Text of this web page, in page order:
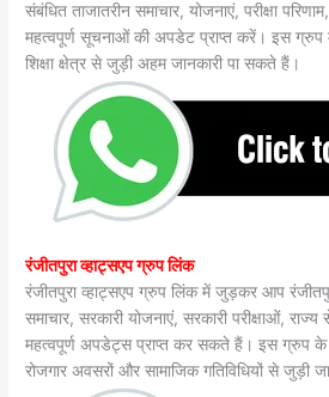
संबंधित ताजातरीन समाचार, योजनाएं, परीक्षा
महत्वपूर्ण सूचनाओं की अपडेट प्राप्त करें। इस ग्रुप
शिक्षा क्षेत्र से जुड़ी अहम जानकारी पा सकते हैं।
रंजीतपुरा व्हाट्सएप ग्रुप लिंक
रंजीतपुरा व्हाट्सएप ग्रुप लिंक में जुड़कर आप
समाचार, सरकारी योजनाएं, सरकारी परीक्षाओं,
महत्वपूर्ण अपडेट्स प्राप्त कर सकते हैं। इस ग्रुप के
रोजगार अवसरों और सामाजिक गतिविधियों से जुड़ी